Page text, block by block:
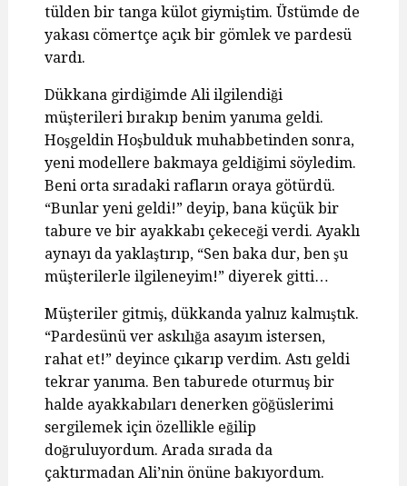
tülden bir tanga külot giymiştim. Üstümde de
yakası cömertçe açık bir gömlek ve pardesü
vardı.
Dükkana girdiğimde Ali ilgilendiği
müşterileri bırakıp benim yanıma geldi.
Hoşgeldin Hoşbulduk muhabbetinden sonra,
yeni modellere bakmaya geldiğimi söyledim.
Beni orta sıradaki rafların oraya götürdü.
“Bunlar yeni geldi!” deyip, bana küçük bir
tabure ve bir ayakkabı çekeceği verdi. Ayaklı
aynayı da yaklaştırıp, “Sen baka dur, ben şu
müşterilerle ilgileneyim!” diyerek gitti…
Müşteriler gitmiş, dükkanda yalnız kalmıştık.
“Pardesünü ver askılığa asayım istersen,
rahat et!” deyince çıkarıp verdim. Astı geldi
tekrar yanıma. Ben taburede oturmuş bir
halde ayakkabıları denerken göğüslerimi
sergilemek için özellikle eğilip
doğruluyordum. Arada sırada da
çaktırmadan Ali’nin önüne bakıyordum.